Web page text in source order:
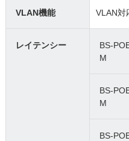
VLAN機能 VLAN対
レイテンシー
BS-
M
BS-
M
BS-